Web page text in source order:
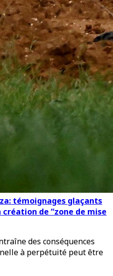
témoignages glaçants
de “zone de mise
des conséquences
à perpétuité peut être